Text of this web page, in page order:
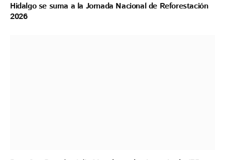
Hidalgo se suma a la Jornada Nacional de Reforestación
2026